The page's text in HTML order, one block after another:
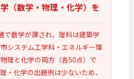
（数学・ 物理・ 化学）を
で数学が課され、理科は建築学
システム工学科・エネルギー環
理と化学の両方（各50点）で
・化学の出題例は少ないため、